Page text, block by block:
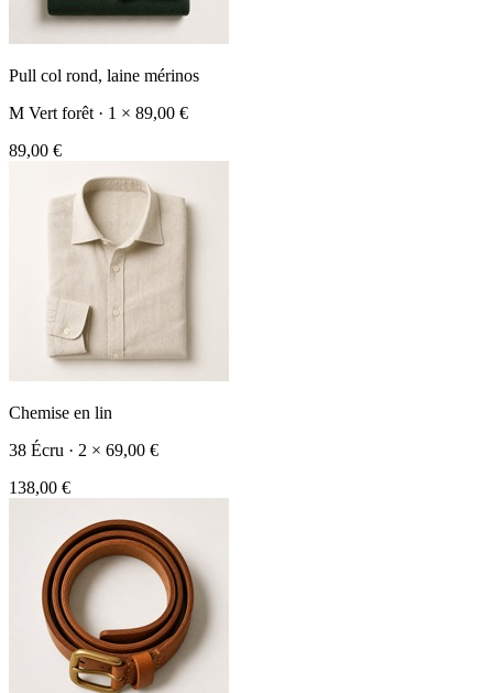
Pull col rond, laine mérinos
M Vert forêt · 1 × 89,00 €
89,00 €
Chemise en lin
38 Écru · 2 × 69,00 €
138,00 €